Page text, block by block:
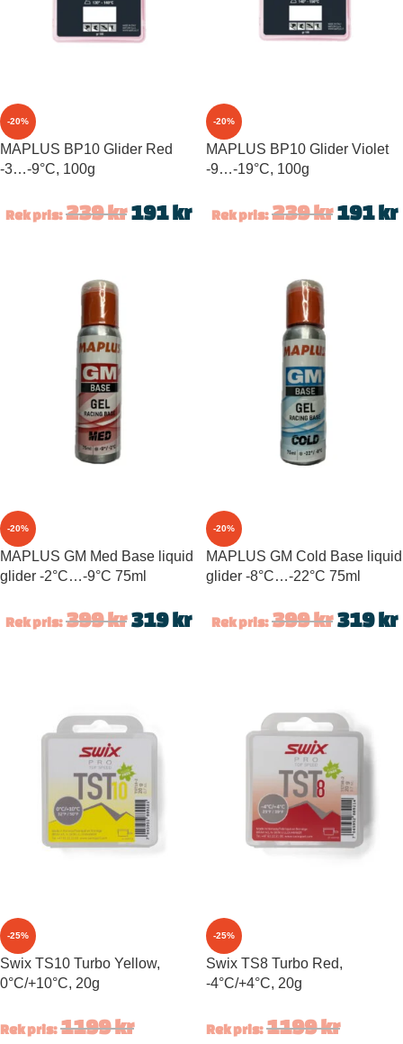
-20%
MAPLUS BP10 Glider Red
-3…-9°C, 100g
Rek pris: 239kr 191kr
-20%
MAPLUS BP10 Glider Violet
-9…-19°C, 100g
Rek pris: 239kr 191kr
-20%
MAPLUS GM Med Base liquid
glider -2°C…-9°C 75ml
Rek pris: 399kr 319kr
-20%
MAPLUS GM Cold Base liquid
glider -8°C…-22°C 75ml
Rek pris: 399kr 319kr
-25%
Swix TS10 Turbo Yellow,
0°C/+10°C, 20g
Rek pris: 1199kr
-25%
Swix TS8 Turbo Red,
-4°C/+4°C, 20g
Rek pris: 1199kr